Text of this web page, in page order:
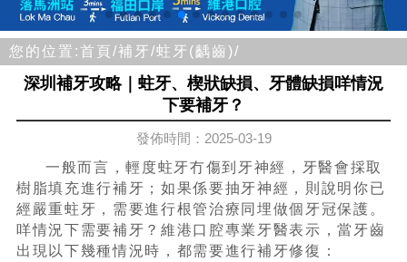
您的位置:首頁/補牙/蛀牙(齲齒)/
深圳補牙攻略｜蛀牙、楔狀缺損、牙體缺損咩情況
下要補牙？
發佈時間：2025-03-19
一般而言，輕度蛀牙冇傷到牙神經，牙醫會採取
樹脂填充進行補牙；如果係要抽牙神經，則說明你已
經嚴重蛀牙，需要進行根管治療同埋做個牙冠保護。
咩情況下需要補牙？維港口腔專業牙醫表示，當牙齒
出現以下幾種情況時，都需要進行補牙修復：